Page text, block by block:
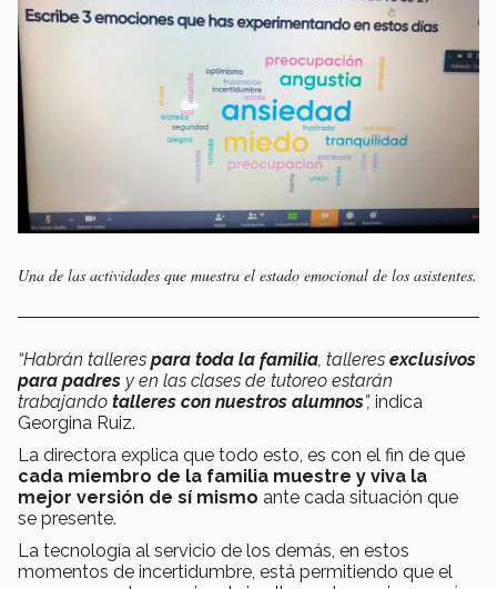
Una de las actividades que muestra el estado emocional de los asistentes.
“Habrán talleres para toda la familia, talleres exclusivos
para padres y en las clases de tutoreo estarán
trabajando talleres con nuestros alumnos”, indica
Georgina Ruiz.
La directora explica que todo esto, es con el fin de que
cada miembro de la familia muestre y viva la
mejor versión de sí mismo ante cada situación que
se presente.
La tecnología al servicio de los demás, en estos
momentos de incertidumbre, está permitiendo que el